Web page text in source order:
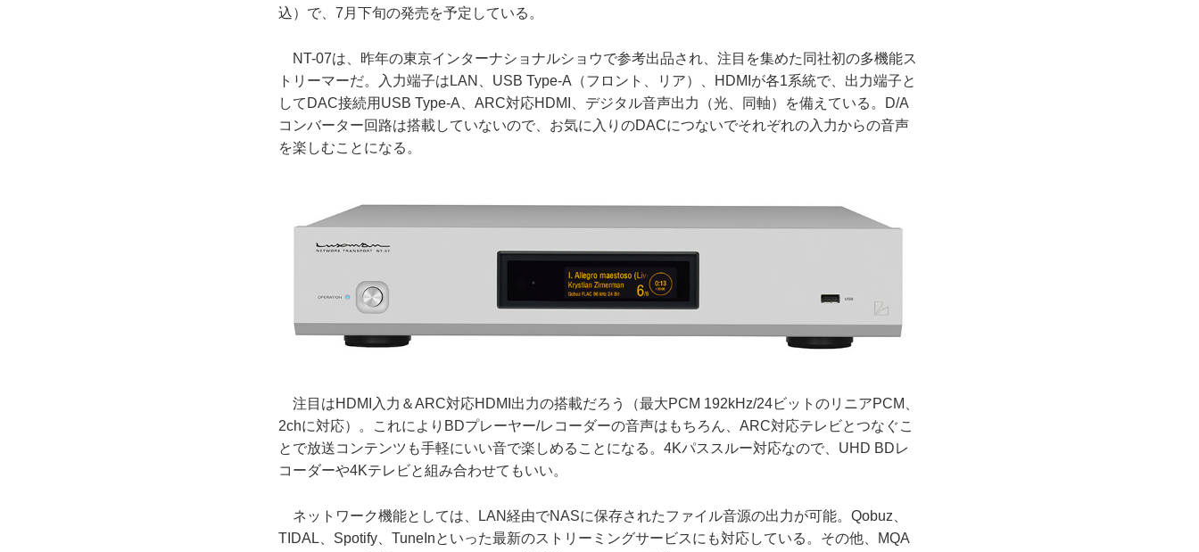
込）で、7月下旬の発売を予定している。
NT-07は、昨年の東京インターナショナルショウで参考出品され、注目を集めた同社初の多機能ス
トリーマーだ。入力端子はLAN、USB Type-A（フロント、リア）、HDMIが各1系統で、出力端子と
してDAC接続用USB Type-A、ARC対応HDMI、デジタル音声出力（光、同軸）を備えている。D/A
コンバーター回路は搭載していないので、お気に入りのDACにつないでそれぞれの入力からの音声
を楽しむことになる。
注目はHDMI入力＆ARC対応HDMI出力の搭載だろう（最大PCM 192kHz/24ビットのリニアPCM、
2chに対応）。これによりBDプレーヤー/レコーダーの音声はもちろん、ARC対応テレビとつなぐこ
とで放送コンテンツも手軽にいい音で楽しめることになる。4Kパススルー対応なので、UHD BDレ
コーダーや4Kテレビと組み合わせてもいい。
ネットワーク機能としては、LAN経由でNASに保存されたファイル音源の出力が可能。Qobuz、
TIDAL、Spotify、TuneInといった最新のストリーミングサービスにも対応している。その他、MQA